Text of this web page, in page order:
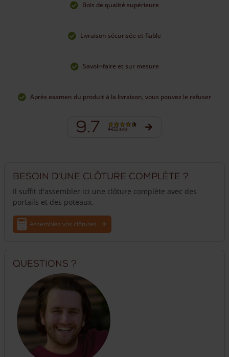
durable (classe de durabilité 2). Grâce à sa teneur en tanins,
uniformes, cette ganivelle de 120 cm de hauteur offre un
en quartiers.
Bois de qualité supérieure
Livraison sécurisée et fiable
Savoir-faire et sur mesure
Après examen du produit à la livraison, vous pouvez le refuser
9.7 4432 avis
Besoin d'une clôture complète ?
Il suffit d'assembler ici une clôture complète avec des
portails et des poteaux.
Assemblez vos clôtures
Questions ?